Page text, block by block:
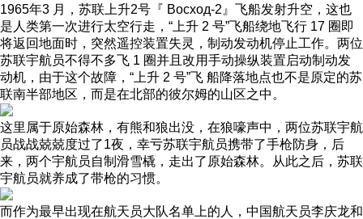
1965年3 月，苏联上升2号『 Восход-2』飞船发射升空，这也
是人类第一次进行太空行走，“上升 2 号”飞船绕地飞行 17 圈即
将返回地面时，突然遥控装置失灵，制动发动机停止工作。两位
苏联宇航员不得不多飞 1 圈并且改用手动操纵装置启动制动发
动机，由于这个故障，“上升 2 号”飞 船降落地点也不是原定的苏
联南半部地区，而是在北部的彼尔姆的山区之中。
这里属于原始森林，有熊和狼出没，在狼嚎声中，两位苏联宇航
员战战兢兢度过了1夜，幸亏苏联宇航员携带了手枪防身，后
来，两个宇航员自制滑雪橇，走出了原始森林。从此之后，苏联
宇航员就养成了带枪的习惯。
而作为最早出现在航天员大队名单上的人，中国航天员李庆龙和